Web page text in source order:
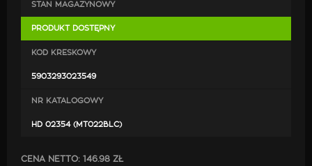
STAN MAGAZYNOWY
PRODUKT DOSTĘPNY
KOD KRESKOWY
5903293023549
NR KATALOGOWY
HD 02354 (MT022BLC)
CENA NETTO: 146.98 ZŁ